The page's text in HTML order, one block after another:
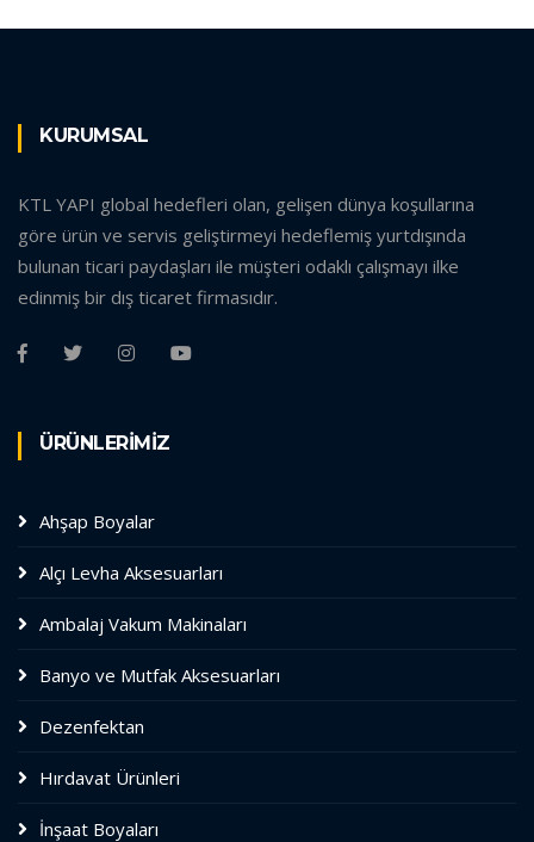
KURUMSAL
KTL YAPI global hedefleri olan, gelişen dünya koşullarına
göre ürün ve servis geliştirmeyi hedeflemiş yurtdışında
bulunan ticari paydaşları ile müşteri odaklı çalışmayı ilke
edinmiş bir dış ticaret firmasıdır.
ÜRÜNLERİMİZ
Ahşap Boyalar
Alçı Levha Aksesuarları
Ambalaj Vakum Makinaları
Banyo ve Mutfak Aksesuarları
Dezenfektan
Hırdavat Ürünleri
İnşaat Boyaları